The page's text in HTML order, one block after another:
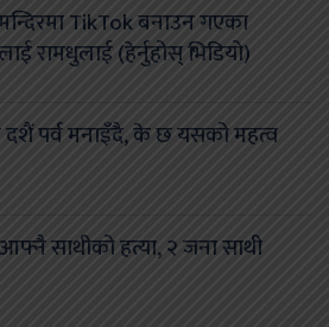
TikTok बनाउन गएका
रामधुलाई (हेर्नुहोस् भिडियो)
पर्व मनाइँदै, के छ यसको महत्व
साथीको हत्या, २ जना साथी